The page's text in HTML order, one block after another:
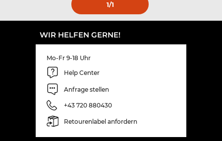
1/1
WIR HELFEN GERNE!
Mo-Fr 9-18 Uhr
Help Center
Anfrage stellen
+43 720 880430
Retourenlabel anfordern